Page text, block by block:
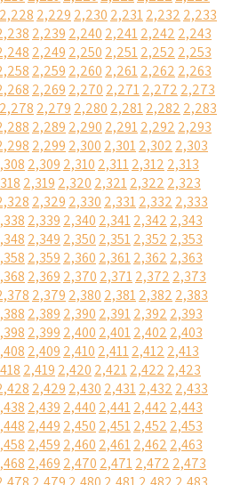
2,228 2,229 2,230 2,2312,232 2,233
2,239 2,240 2,2412,242 2,243
2,249 2,250 2,2512,252 2,253
2,259 2,260 2,2612,262 2,263
2,269 2,270 2,2712,272 2,273
2,278 2,279 2,280 2,2812,282 2,283
2,289 2,290 2,2912,292 2,293
2,299 2,300 2,3012,302 2,303
2,309 2,310 2,3112,312 2,313
2,319 2,320 2,3212,322 2,323
2,329 2,330 2,3312,332 2,333
2,339 2,340 2,3412,342 2,343
2,349 2,350 2,3512,352 2,353
2,359 2,360 2,3612,362 2,363
2,369 2,370 2,3712,372 2,373
2,379 2,380 2,3812,382 2,383
2,389 2,390 2,3912,392 2,393
2,399 2,400 2,4012,402 2,403
2,409 2,410 2,4112,412 2,413
2,419 2,420 2,4212,422 2,423
2,429 2,430 2,4312,432 2,433
2,439 2,440 2,4412,442 2,443
2,449 2,450 2,4512,452 2,453
2,459 2,460 2,4612,462 2,463
2,469 2,470 2,4712,472 2,473